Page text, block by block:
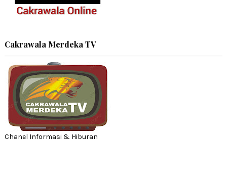
Cakrawala Merdeka TV
Chanel Informasi & Hiburan